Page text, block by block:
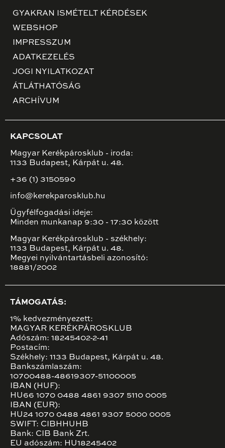
GYAKRAN ISMÉTELT KÉRDÉSEK
WEBSHOP
IMPRESSZUM
ADATKEZELÉS
JOGI NYILATKOZAT
ÁTLÁTHATÓSÁG
ARCHÍVUM
KAPCSOLAT
Magyar Kerékpárosklub - iroda:
1133 Budapest, Kárpát u. 48.
+36 (1) 3150590
info@kerekparosklub.hu
Ügyfélfogadási ideje:
Minden munkanap 9:30 - 17:30 között
Magyar Kerékpárosklub - székhely:
1133 Budapest, Kárpát u. 48.
Megyei nyilvántartásbeli azonosító:
18881/2002
TÁMOGATÁS:
1% kedvezményezett:
MAGYAR KERÉKPÁROSKLUB
Adószám: 18245402-2-41
Postacím:
Székhely: 1133 Budapest, Kárpát u. 48.
Bankszámlaszám:
10700488-48619307-51100005
IBAN (HUF):
HU66 1070 0488 4861 9307 5110 0005
IBAN (EUR):
HU24 1070 0488 4861 9307 5000 0005
SWIFT: CIBHHUHB
Bank: CIB Bank Zrt.
EU adószám: HU18245402